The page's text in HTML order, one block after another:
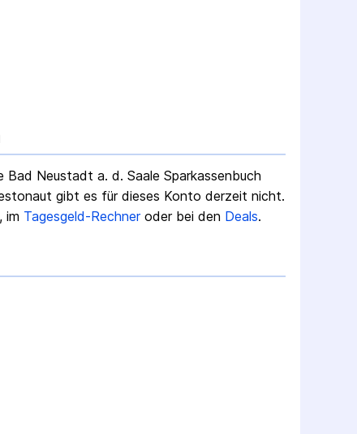
Bad Neustadt a. d. Saale Sparkassenbuch
gibt es für dieses Konto derzeit nicht.
im Tagesgeld-Rechneroder bei den Deals.